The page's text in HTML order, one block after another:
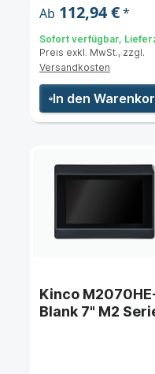
/ oben / unten)
Ab 112,94 €*
Sofort verfügbar,
3 bis 5 Tage
Preis exkl. MwSt., zzgl.
Versandkosten
In den
Kinco
Blank 7" M2